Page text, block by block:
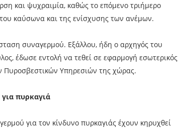
και ψυχραιμία, καθώς το επόμενο τριήμερο
του καύσωνα και της ενίσχυσης των ανέμων.
συναγερμού. Εξάλλου, ήδη ο αρχηγός του
έδωσε εντολή να τεθεί σε εφαρμογή εσωτερικός
Πυροσβεστικών Υπηρεσιών της χώρας.
πυρκαγιά
για τον κίνδυνο πυρκαγιάς έχουν κηρυχθεί